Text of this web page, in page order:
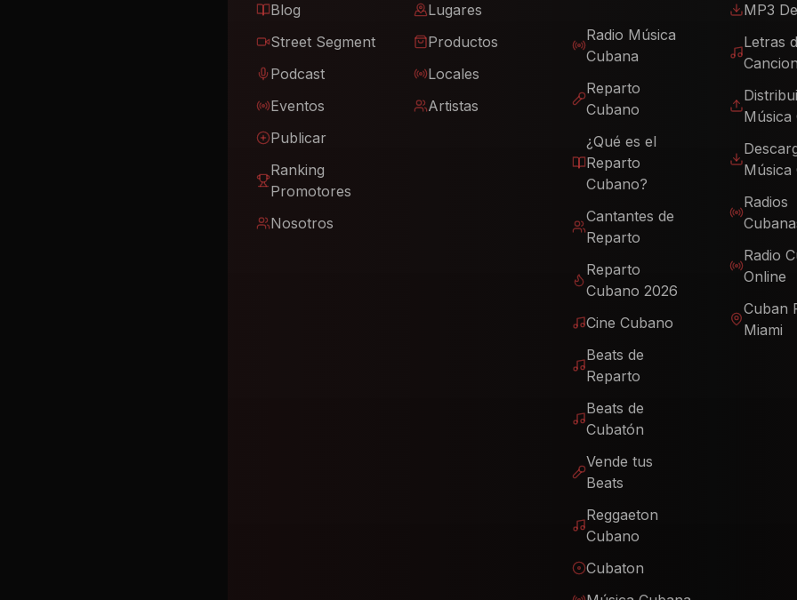
Blog
Street Segment
Podcast
Eventos
Publicar
Ranking
Promotores
Nosotros
Lugares
Productos
Locales
Artistas
Radio Música
Cubana
Reparto
Cubano
¿Qué es el
Reparto
Cubano?
Cantantes de
Reparto
Reparto
Cubano 2026
Cine Cubano
Beats de
Reparto
Beats de
Cubatón
Vende tus
Beats
Reggaeton
Cubano
Cubaton
MP3
Letras
Música
Música
Radios
Radio
Online
Cuban
Miami